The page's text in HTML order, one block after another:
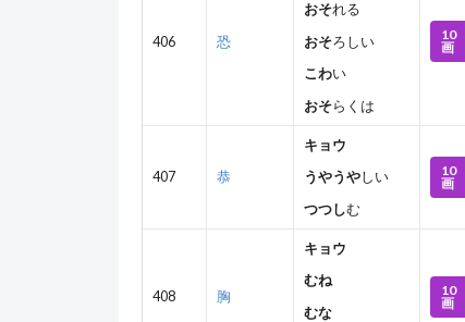
406 恐
おそれる
おそろしい
こわい
おそらくは
10
画
407 恭
キョウ
うやうやしい
つつしむ
10
画
408 胸
キョウ
むね
むな
10
画